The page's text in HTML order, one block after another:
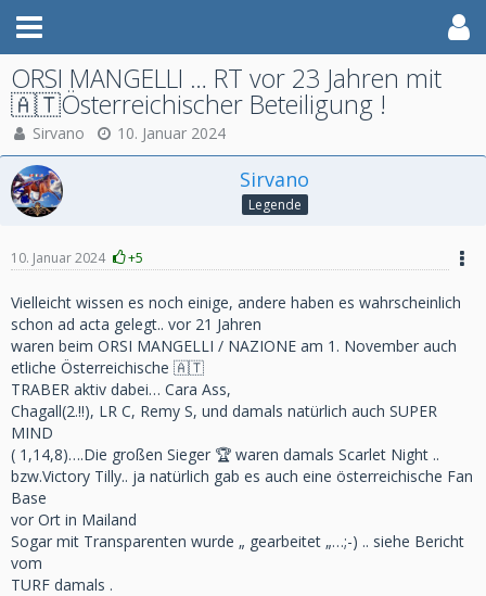
ORSI MANGELLI … RT vor 23 Jahren mit
🇦🇹Österreichischer Beteiligung !
Sirvano 10. Januar 2024
Sirvano
Legende
10. Januar 2024 +5
Vielleicht wissen es noch einige, andere haben es wahrscheinlich
schon ad acta gelegt.. vor 21 Jahren
waren beim ORSI MANGELLI / NAZIONE am 1. November auch
etliche Österreichische 🇦🇹
TRABER aktiv dabei… Cara Ass,
Chagall(2.!!), LR C, Remy S, und damals natürlich auch SUPER
MIND
( 1,14,8)….Die großen Sieger 🏆 waren damals Scarlet Night ..
bzw.Victory Tilly.. ja natürlich gab es auch eine österreichische Fan
Base
vor Ort in Mailand
Sogar mit Transparenten wurde „ gearbeitet „…;-) .. siehe Bericht
vom
TURF damals .